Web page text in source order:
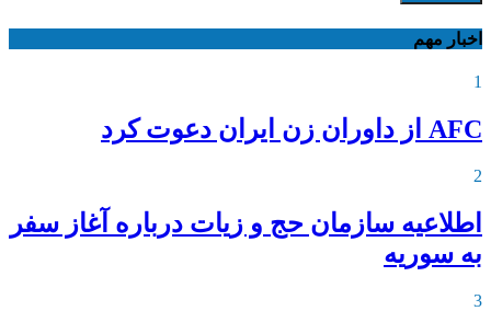
اخبار مهم
1
AFC از داوران زن ایران دعوت کرد
2
اطلاعیه‌ سازمان حج و زیات درباره آغاز سفر
به سوریه
3